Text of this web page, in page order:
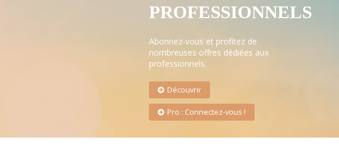
PROFESSIONNELS
Abonnez-vous et profitez de
nombreuses offres dédiées aux
professionnels.
Découvrir
Pro : Connectez-vous !